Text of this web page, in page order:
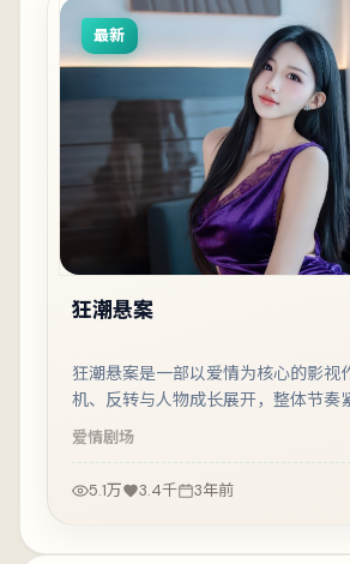
最新
狂潮悬案
狂潮悬案是一部以爱情为核心的影视
机、反转与人物成长展开，整体节奏
观看。
爱情剧场
5.1万 3.4千 3年前